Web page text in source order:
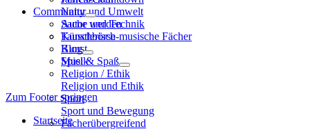
Natur und Umwelt
Sache und Technik
Künstlerisch-musische Fächer
Kunst
Musik
Religion / Ethik
Religion und Ethik
Sport
Sport und Bewegung
Fächerübergreifend
Community
Autor werden
Tauschbörse
Blog
Spiel & Spaß
Zum Footer springen
Startseite